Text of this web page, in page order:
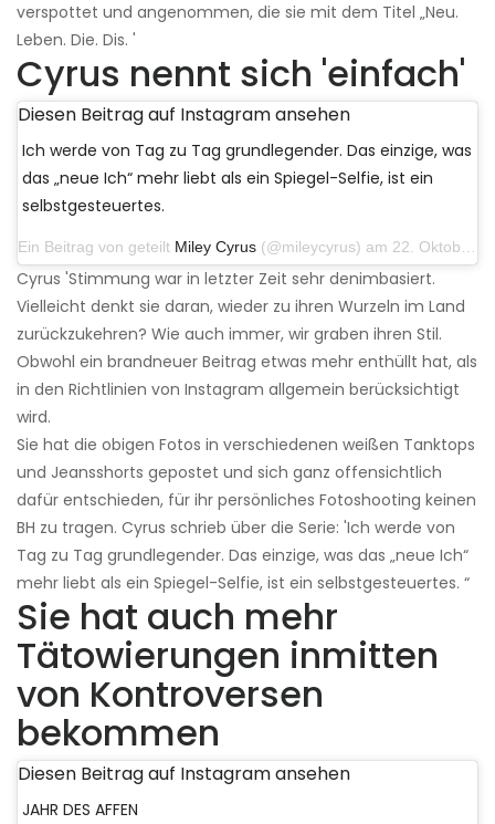
verspottet und angenommen, die sie mit dem Titel „Neu.
Leben. Die. Dis. '
Cyrus nennt sich 'einfach'
Diesen Beitrag auf Instagram ansehen
Ich werde von Tag zu Tag grundlegender. Das einzige, was
das „neue Ich“ mehr liebt als ein Spiegel-Selfie, ist ein
selbstgesteuertes.
Ein Beitrag von geteilt Miley Cyrus (@mileycyrus) am 22. Oktober 2019 um 11:39 Uhr PDT
Cyrus 'Stimmung war in letzter Zeit sehr denimbasiert.
Vielleicht denkt sie daran, wieder zu ihren Wurzeln im Land
zurückzukehren? Wie auch immer, wir graben ihren Stil.
Obwohl ein brandneuer Beitrag etwas mehr enthüllt hat, als
in den Richtlinien von Instagram allgemein berücksichtigt
wird.
Sie hat die obigen Fotos in verschiedenen weißen Tanktops
und Jeansshorts gepostet und sich ganz offensichtlich
dafür entschieden, für ihr persönliches Fotoshooting keinen
BH zu tragen. Cyrus schrieb über die Serie: 'Ich werde von
Tag zu Tag grundlegender. Das einzige, was das „neue Ich“
mehr liebt als ein Spiegel-Selfie, ist ein selbstgesteuertes. “
Sie hat auch mehr
Tätowierungen inmitten
von Kontroversen
bekommen
Diesen Beitrag auf Instagram ansehen
JAHR DES AFFEN